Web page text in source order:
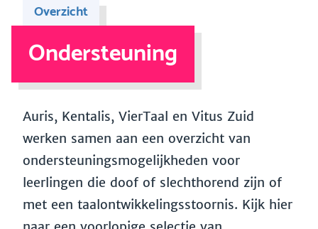
Overzicht
Ondersteuning
Auris, Kentalis, VierTaal en Vitus Zuid
werken samen aan een overzicht van
ondersteuningsmogelijkheden voor
leerlingen die doof of slechthorend zijn of
met een taalontwikkelingsstoornis. Kijk hier